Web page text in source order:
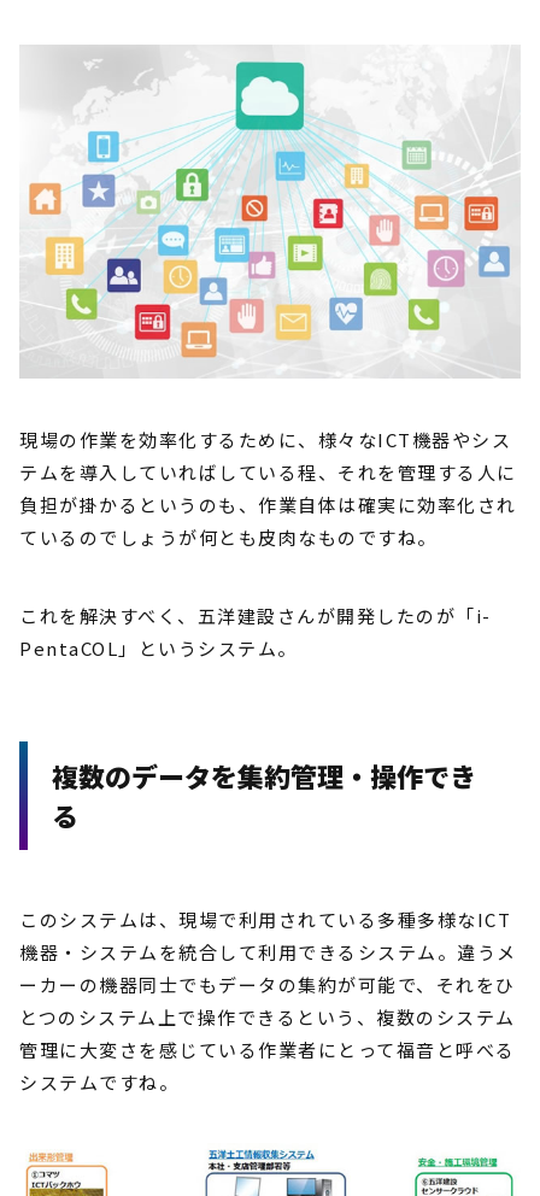
現場の作業を効率化するために、様々なICT機器やシス
テムを導入していればしている程、それを管理する人に
負担が掛かるというのも、作業自体は確実に効率化され
ているのでしょうが何とも皮肉なものですね。
これを解決すべく、五洋建設さんが開発したのが「i-
PentaCOL」というシステム。
複数のデータを集約管理・操作でき
る
このシステムは、現場で利用されている多種多様なICT
機器・システムを統合して利用できるシステム。違うメ
ーカーの機器同士でもデータの集約が可能で、それをひ
とつのシステム上で操作できるという、複数のシステム
管理に大変さを感じている作業者にとって福音と呼べる
システムですね。